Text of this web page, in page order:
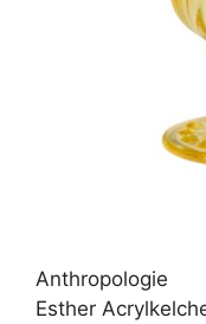
Anthropologie
Esther